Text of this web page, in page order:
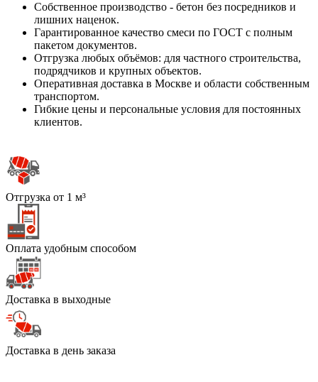
Собственное производство - бетон без посредников и
лишних наценок.
Гарантированное качество смеси по ГОСТ с полным
пакетом документов.
Отгрузка любых объёмов: для частного строительства,
подрядчиков и крупных объектов.
Оперативная доставка в Москве и области собственным
транспортом.
Гибкие цены и персональные условия для постоянных
клиентов.
Отгрузка от 1 м³
Оплата удобным способом
Доставка в выходные
Доставка в день заказа